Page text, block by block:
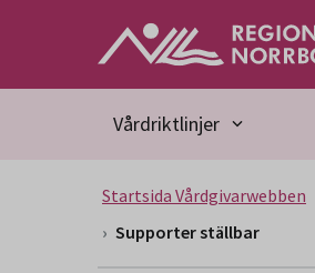
Gå till huvudmeny
Gå till övergripande innehåll
Vårdriktlinjer
Startsida Vårdgivarwebben
Supporter ställbar